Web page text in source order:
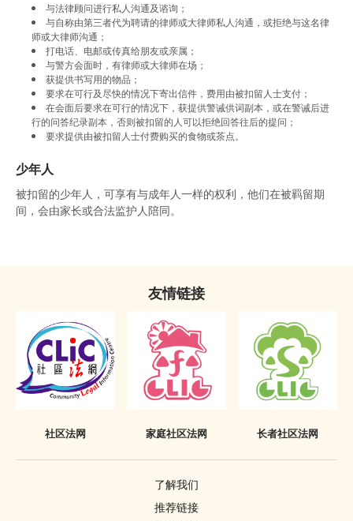
戒毒所令
罚款
补偿令
复还令
吊销驾驶执照
签保守行为
删除刑事案底
「已丧失时效」的定罪之含义
在法庭程序中披露已丧失时效的定罪
必须披露已丧失时效之定罪的情况
不当披露已丧失时效之定罪的惩罚
与法律顾问进行私人沟通及谘询；
与自称由第三者代为聘请的律师或大律师私人沟通，或拒绝与这名律
师或大律师沟通；
打电话、电邮或传真给朋友或亲属；
与警方会面时，有律师或大律师在场；
获提供书写用的物品；
要求在可行及尽快的情况下寄出信件，费用由被扣留人士支付；
在会面后要求在可行的情况下，获提供警诫供词副本，或在警诫后进
行的问答纪录副本，否则被扣留的人可以拒绝回答往后的提问；
要求提供由被扣留人士付费购买的食物或茶点。
少年人
被扣留的少年人，可享有与成年人一样的权利，他们在被羁留期
间，会由家长或合法监护人陪同。
友情链接
社区法网 家庭社区法网 长者社区法网
了解我们
推荐链接